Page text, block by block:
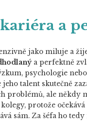
a
jako miluje a
a perfektně
psychologie
jeho talent skutečně
problémů, ale někdy
protože očekává
sám. Za šéfa ho